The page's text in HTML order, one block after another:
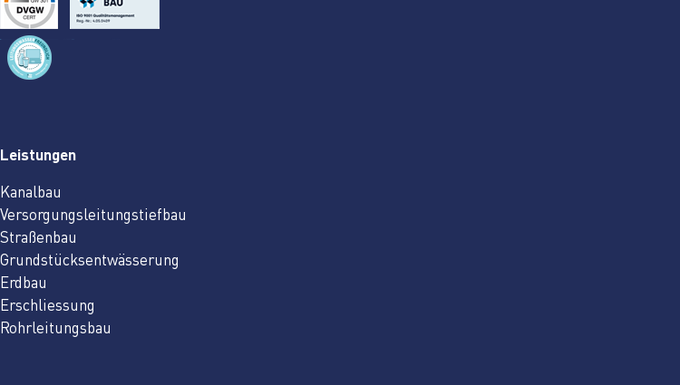
Leistungen
Kanalbau
Versorgungsleitungstiefbau
Straßenbau
Grundstücksentwässerung
Erdbau
Erschliessung
Rohrleitungsbau